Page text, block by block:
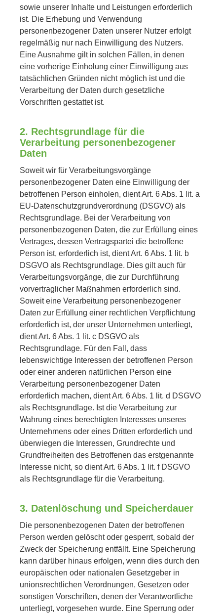
sowie unserer Inhalte und Leistungen erforderlich
ist. Die Erhebung und Verwendung
personenbezogener Daten unserer Nutzer erfolgt
regelmäßig nur nach Einwilligung des Nutzers.
Eine Ausnahme gilt in solchen Fällen, in denen
eine vorherige Einholung einer Einwilligung aus
tatsächlichen Gründen nicht möglich ist und die
Verarbeitung der Daten durch gesetzliche
Vorschriften gestattet ist.
2. Rechtsgrundlage für die
Verarbeitung personenbezogener
Daten
Soweit wir für Verarbeitungsvorgänge
personenbezogener Daten eine Einwilligung der
betroffenen Person einholen, dient Art. 6 Abs. 1 lit. a
EU-Datenschutzgrundverordnung (DSGVO) als
Rechtsgrundlage. Bei der Verarbeitung von
personenbezogenen Daten, die zur Erfüllung eines
Vertrages, dessen Vertragspartei die betroffene
Person ist, erforderlich ist, dient Art. 6 Abs. 1 lit. b
DSGVO als Rechtsgrundlage. Dies gilt auch für
Verarbeitungsvorgänge, die zur Durchführung
vorvertraglicher Maßnahmen erforderlich sind.
Soweit eine Verarbeitung personenbezogener
Daten zur Erfüllung einer rechtlichen Verpflichtung
erforderlich ist, der unser Unternehmen unterliegt,
dient Art. 6 Abs. 1 lit. c DSGVO als
Rechtsgrundlage. Für den Fall, dass
lebenswichtige Interessen der betroffenen Person
oder einer anderen natürlichen Person eine
Verarbeitung personenbezogener Daten
erforderlich machen, dient Art. 6 Abs. 1 lit. d DSGVO
als Rechtsgrundlage. Ist die Verarbeitung zur
Wahrung eines berechtigten Interesses unseres
Unternehmens oder eines Dritten erforderlich und
überwiegen die Interessen, Grundrechte und
Grundfreiheiten des Betroffenen das erstgenannte
Interesse nicht, so dient Art. 6 Abs. 1 lit. f DSGVO
als Rechtsgrundlage für die Verarbeitung.
3. Datenlöschung und Speicherdauer
Die personenbezogenen Daten der betroffenen
Person werden gelöscht oder gesperrt, sobald der
Zweck der Speicherung entfällt. Eine Speicherung
kann darüber hinaus erfolgen, wenn dies durch den
europäischen oder nationalen Gesetzgeber in
unionsrechtlichen Verordnungen, Gesetzen oder
sonstigen Vorschriften, denen der Verantwortliche
unterliegt, vorgesehen wurde. Eine Sperrung oder